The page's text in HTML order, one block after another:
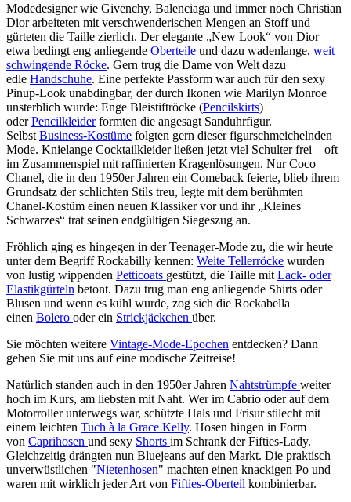
Modedesigner wie Givenchy, Balenciaga und immer noch Christian
Dior arbeiteten mit verschwenderischen Mengen an Stoff und
gürteten die Taille zierlich. Der elegante „New Look“ von Dior
etwa bedingt eng anliegende Oberteile und dazu wadenlange, weit
schwingende Röcke. Gern trug die Dame von Welt dazu
edle Handschuhe. Eine perfekte Passform war auch für den sexy
Pinup-Look unabdingbar, der durch Ikonen wie Marilyn Monroe
unsterblich wurde: Enge Bleistiftröcke (Pencilskirts)
oderPencilkleiderformten die angesagt Sanduhrfigur.
Selbst Business-Kostüme folgten gern dieser figurschmeichelnden
Mode. Knielange Cocktailkleider ließen jetzt viel Schulter frei – oft
im Zusammenspiel mit raffinierten Kragenlösungen. Nur Coco
Chanel, die in den 1950er Jahren ein Comeback feierte, blieb ihrem
Grundsatz der schlichten Stils treu, legte mit dem berühmten
Chanel-Kostüm einen neuen Klassiker vor und ihr „Kleines
Schwarzes“ trat seinen endgültigen Siegeszug an.
Fröhlich ging es hingegen in der Teenager-Mode zu, die wir heute
unter dem Begriff Rockabilly kennen: Weite Tellerröcke wurden
von lustig wippenden Petticoats gestützt, die Taille mit Lack- oder
Elastikgürteln betont. Dazu trug man eng anliegende Shirts oder
Blusen und wenn es kühl wurde, zog sich die Rockabella
einen Bolero oder ein Strickjäckchen über.
Sie möchten weitere Vintage-Mode-Epochen entdecken? Dann
gehen Sie mit uns auf eine modische Zeitreise!
Natürlich standen auch in den 1950er Jahren Nahtstrümpfe weiter
hoch im Kurs, am liebsten mit Naht. Wer im Cabrio oder auf dem
Motorroller unterwegs war, schützte Hals und Frisur stilecht mit
einem leichten Tuch à la Grace Kelly. Hosen hingen in Form
von Caprihosen und sexy Shorts im Schrank der Fifties-Lady.
Gleichzeitig drängten nun Bluejeans auf den Markt. Die praktisch
unverwüstlichen "Nietenhosen" machten einen knackigen Po und
waren mit wirklich jeder Art von Fifties-Oberteil kombinierbar.